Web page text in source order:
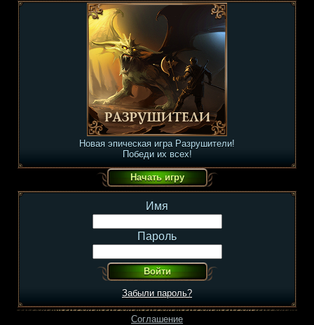
Новая эпическая игра Разрушители!
Победи их всех!
Имя
Пароль
Забыли пароль?
Соглашение